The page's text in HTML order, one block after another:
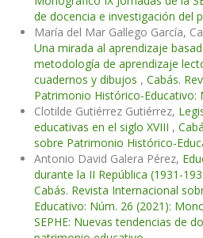
de docencia e investigación del
María del Mar Gallego García,
Una mirada al aprendizaje
metodología de aprendizaje
cuadernos y dibujos , Cabás.
Patrimonio Histórico-Educativo:
Clotilde Gutiérrez Gutiérrez,
educativas en el siglo XVIII ,
sobre Patrimonio Histórico-
Antonio David Galera Pérez,
durante la II República (1931-
Cabás. Revista Internacional
Educativo: Núm. 26 (2021):
SEPHE: Nuevas tendencias de